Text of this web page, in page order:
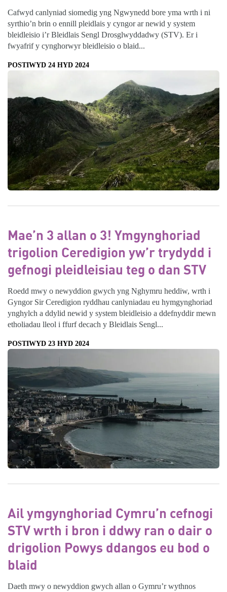
Cafwyd canlyniad siomedig yng Ngwynedd bore yma wrth i ni
syrthio’n brin o ennill pleidlais y cyngor ar newid y system
bleidleisio i’r Bleidlais Sengl Drosglwyddadwy (STV). Er i
fwyafrif y cynghorwyr bleidleisio o blaid...
POSTIWYD 24 HYD 2024
Mae’n 3 allan o 3! Ymgynghoriad
trigolion Ceredigion yw’r trydydd i
gefnogi pleidleisiau teg o dan STV
Roedd mwy o newyddion gwych yng Nghymru heddiw, wrth i
Gyngor Sir Ceredigion ryddhau canlyniadau eu hymgynghoriad
ynghylch a ddylid newid y system bleidleisio a ddefnyddir mewn
etholiadau lleol i ffurf decach y Bleidlais Sengl...
POSTIWYD 23 HYD 2024
Ail ymgynghoriad Cymru’n cefnogi
STV wrth i bron i ddwy ran o dair o
drigolion Powys ddangos eu bod o
blaid
Daeth mwy o newyddion gwych allan o Gymru’r wythnos